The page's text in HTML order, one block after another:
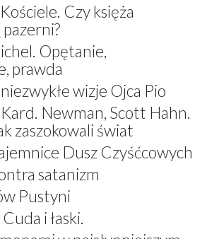
Czy księża
Opętanie,
prawda
wizje Ojca Pio
Newman, Scott Hahn.
zaszokowali świat
Dusz Czyśćcowych
satanizm
Pustyni
i łaski.